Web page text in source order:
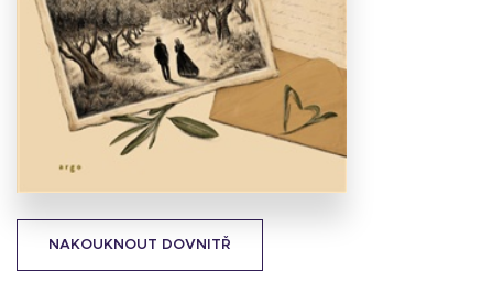
NAKOUKNOUT DOVNITŘ